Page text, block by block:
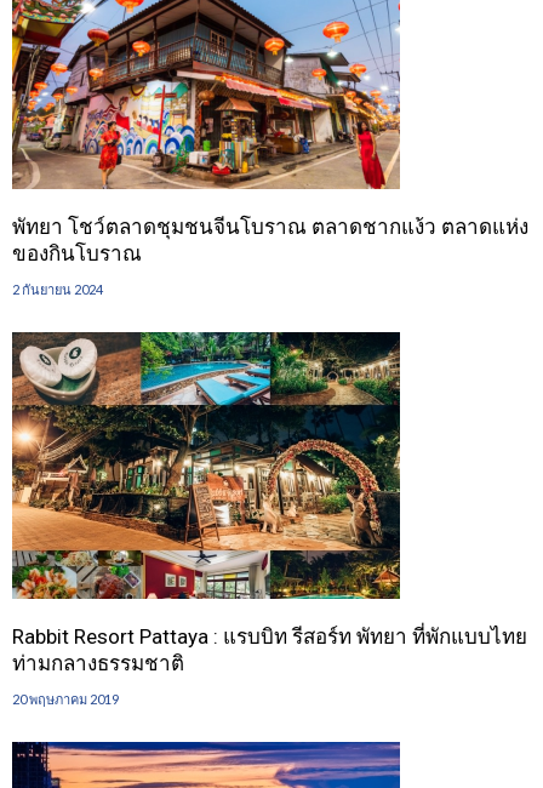
พัทยา โชว์ตลาดชุมชนจีนโบราณ ตลาดชากแง้ว ตลาดแห่ง
ของกินโบราณ
2 กันยายน 2024
Rabbit Resort Pattaya : แรบบิท รีสอร์ท พัทยา ที่พักแบบไทย
ท่ามกลางธรรมชาติ
20 พฤษภาคม 2019